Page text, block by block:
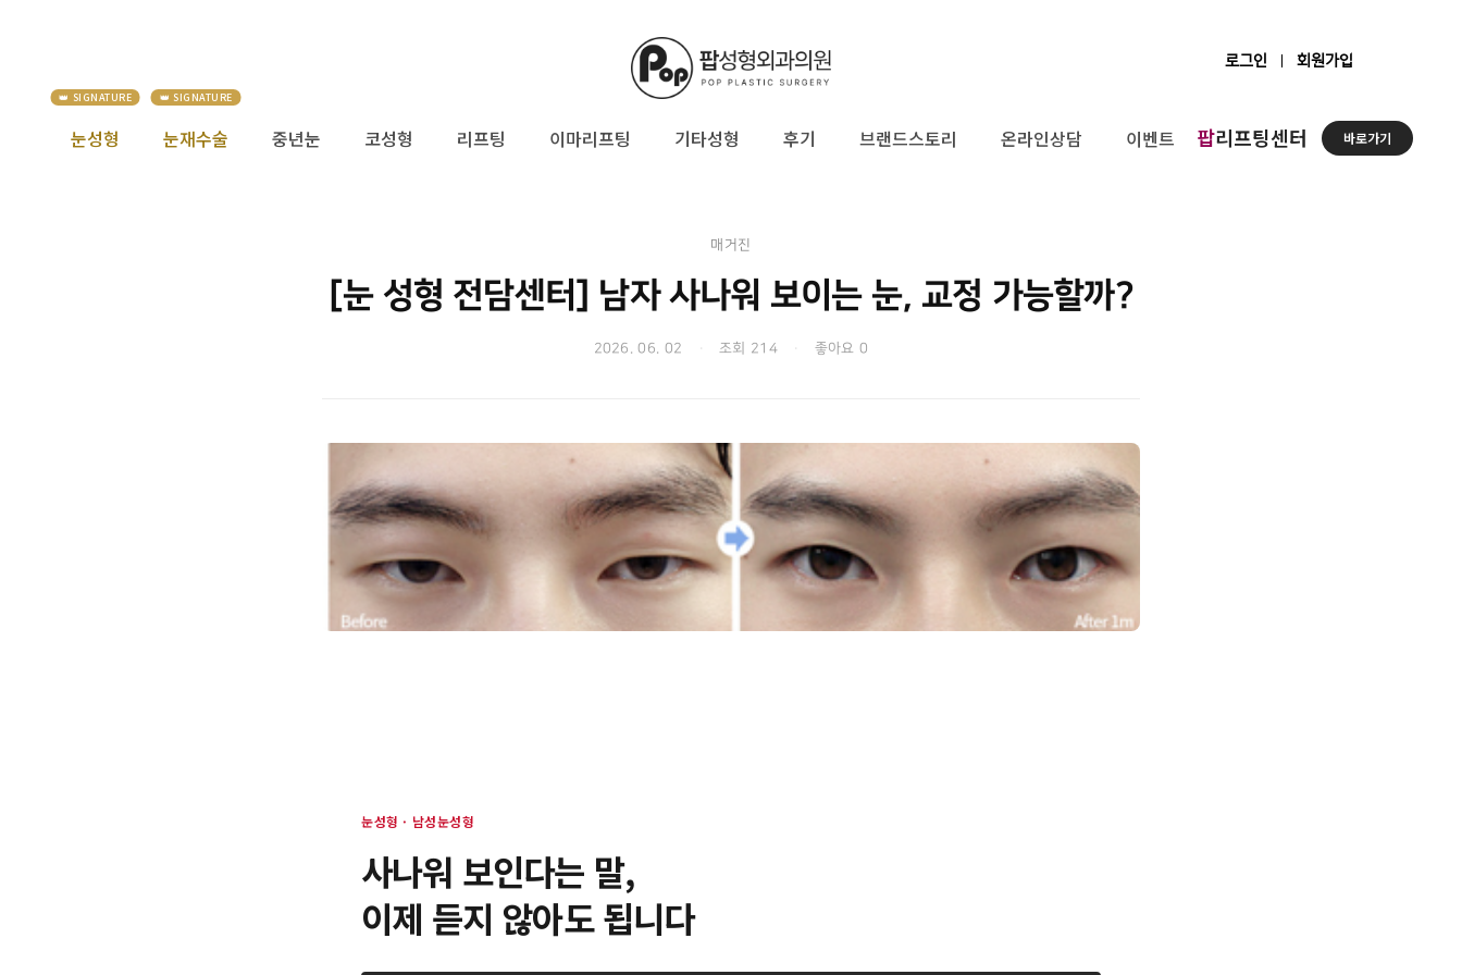
로그인 회원가입
눈성형 눈재수술 중년눈 코성형 리프팅 이마리프팅 기타성형 후기 브랜드스토리 온라인상담 이벤트 팝리프팅센터 바로가기
매거진
[눈 성형 전담센터] 남자 사나워 보이는 눈, 교정 가능할까?
2026. 06. 02 조회 214 좋아요 0
눈성형 · 남성눈성형
사나워 보인다는 말,
이제 듣지 않아도 됩니다